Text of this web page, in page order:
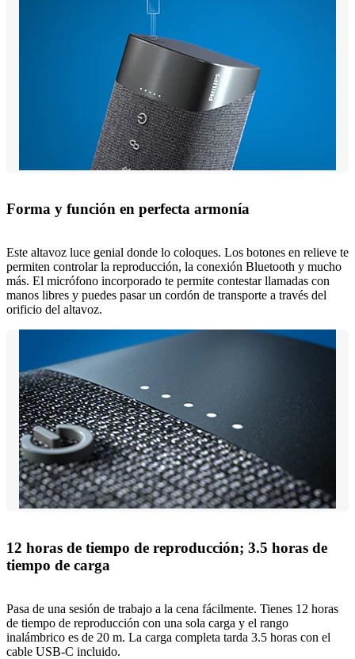
Forma y función en perfecta armonía
Este altavoz luce genial donde lo coloques. Los botones en relieve te
permiten controlar la reproducción, la conexión Bluetooth y mucho
más. El micrófono incorporado te permite contestar llamadas con
manos libres y puedes pasar un cordón de transporte a través del
orificio del altavoz.
12 horas de tiempo de reproducción; 3.5 horas de
tiempo de carga
Pasa de una sesión de trabajo a la cena fácilmente. Tienes 12 horas
de tiempo de reproducción con una sola carga y el rango
inalámbrico es de 20 m. La carga completa tarda 3.5 horas con el
cable USB-C incluido.